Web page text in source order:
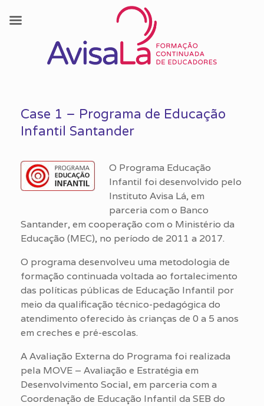
contentCase 1 – Programa de Educação
Infantil Santander
O Programa Educação
Infantil foi desenvolvido pelo
Instituto Avisa Lá, em
parceria com o Banco
Santander, em cooperação com o Ministério da
Educação (MEC), no período de 2011 a 2017.
O programa desenvolveu uma metodologia de
formação continuada voltada ao fortalecimento
das políticas públicas de Educação Infantil por
meio da qualificação técnico-pedagógica do
atendimento oferecido às crianças de 0 a 5 anos
em creches e pré-escolas.
A Avaliação Externa do Programa foi realizada
pela MOVE – Avaliação e Estratégia em
Desenvolvimento Social, em parceria com a
Coordenação de Educação Infantil da SEB do